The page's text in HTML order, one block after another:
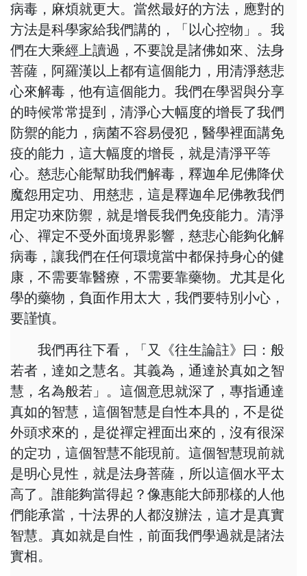
病毒，麻煩就更大。當然最好的方法，應對的
方法是科學家給我們講的，「以心控物」。我
們在大乘經上讀過，不要說是諸佛如來、法身
菩薩，阿羅漢以上都有這個能力，用清淨慈悲
心來解毒，他有這個能力。我們在學習與分享
的時候常常提到，清淨心大幅度的增長了我們
防禦的能力，病菌不容易侵犯，醫學裡面講免
疫的能力，這大幅度的增長，就是清淨平等
心。慈悲心能幫助我們解毒，釋迦牟尼佛降伏
魔怨用定功、用慈悲，這是釋迦牟尼佛教我們
用定功來防禦，就是增長我們免疫能力。清淨
心、禪定不受外面境界影響，慈悲心能夠化解
病毒，讓我們在任何環境當中都保持身心的健
康，不需要靠醫療，不需要靠藥物。尤其是化
學的藥物，負面作用太大，我們要特別小心，
要謹慎。
我們再往下看，「又《往生論註》曰：般
若者，達如之慧名。其義為，通達於真如之智
慧，名為般若」。這個意思就深了，專指通達
真如的智慧，這個智慧是自性本具的，不是從
外頭求來的，是從禪定裡面出來的，沒有很深
的定功，這個智慧不能現前。這個智慧現前就
是明心見性，就是法身菩薩，所以這個水平太
高了。誰能夠當得起？像惠能大師那樣的人他
們能承當，十法界的人都沒辦法，這才是真實
智慧。真如就是自性，前面我們學過就是諸法
實相。